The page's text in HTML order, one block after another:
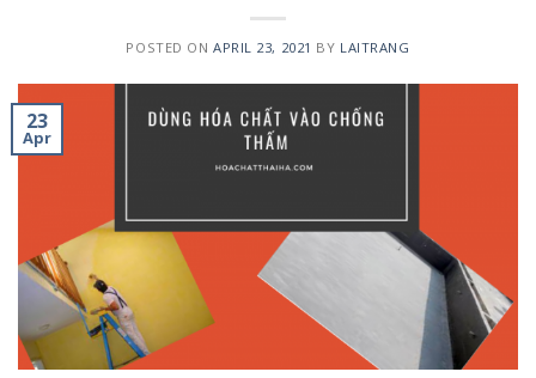
POSTED ONAPRIL 23, 2021 BY LAITRANG
23
Apr